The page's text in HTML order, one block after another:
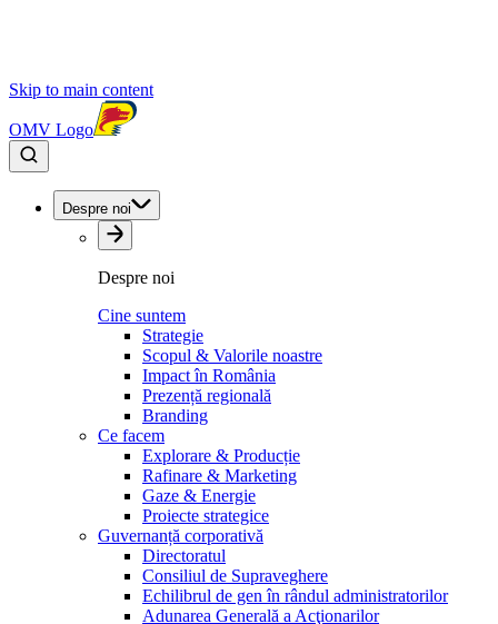
Skip to main content
OMV Logo
Despre noi
Despre noi
Cine suntem
Strategie
Scopul & Valorile noastre
Impact în România
Prezență regională
Branding
Ce facem
Explorare & Producție
Rafinare & Marketing
Gaze & Energie
Proiecte strategice
Guvernanță corporativă
Directoratul
Consiliul de Supraveghere
Echilibrul de gen în rândul administratorilor
Adunarea Generală a Acţionarilor